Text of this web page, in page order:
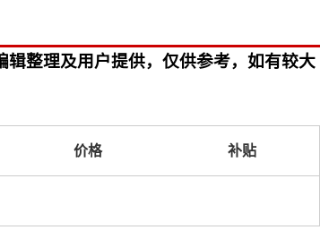
整理及用户提供，仅供参考，如有较大
价格 补贴